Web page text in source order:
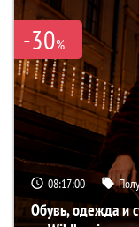
-30%
08:16:59
Обувь, одежда и